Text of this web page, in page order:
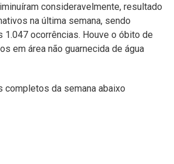
consideravelmente, resultado
na última semana, sendo
1.047 ocorrências. Houve o óbito de
em área não guarnecida de água
completos da semana abaixo